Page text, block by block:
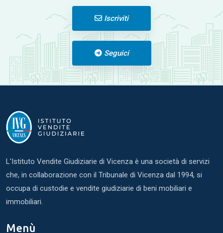
Iscriviti
Seguici
L'Istituto Vendite Giudiziarie di Vicenza è una società di servizi
che, in collaborazione con il Tribunale di Vicenza dal 1994, si
occupa di custodie e vendite giudiziarie di beni mobiliari e
immobiliari.
Menù